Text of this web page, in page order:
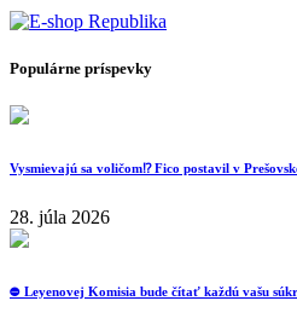
Populárne príspevky
Vysmievajú sa voličom⁉️ Fico postavil v
28. júla 2026
⛔️ Leyenovej Komisia bude čítať každú vašu